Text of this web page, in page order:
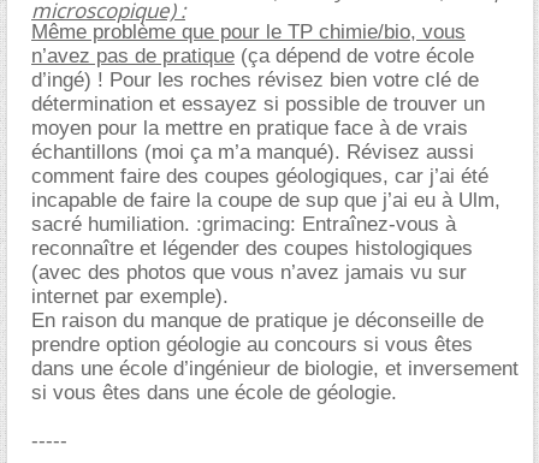
microscopique) :
Même problème que pour le TP chimie/bio, vous
n’avez pas de pratique (ça dépend de votre école
d’ingé) ! Pour les roches révisez bien votre clé de
détermination et essayez si possible de trouver un
moyen pour la mettre en pratique face à de vrais
échantillons (moi ça m’a manqué). Révisez aussi
comment faire des coupes géologiques, car j’ai été
incapable de faire la coupe de sup que j’ai eu à Ulm,
sacré humiliation. :grimacing: Entraînez-vous à
reconnaître et légender des coupes histologiques
(avec des photos que vous n’avez jamais vu sur
internet par exemple).
En raison du manque de pratique je déconseille de
prendre option géologie au concours si vous êtes
dans une école d’ingénieur de biologie, et inversement
si vous êtes dans une école de géologie.
-----